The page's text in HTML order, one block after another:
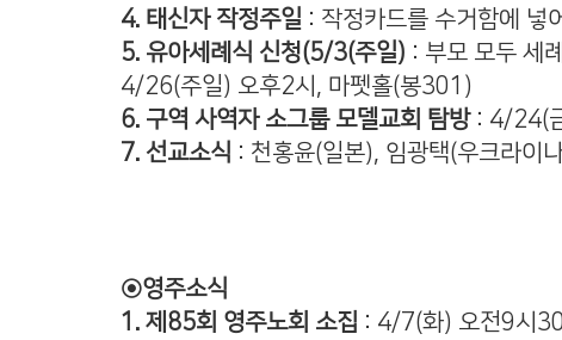
4. 태신자 작정주일 : 작정카드를 수거함에 넣
5. 유아세례식 신청(5/3(주일) : 부모 모두 세
4/26(주일) 오후2시, 마펫홀(봉301)
6. 구역 사역자 소그룹 모델교회 탐방: 4/24(
7. 선교소식 : 천홍윤(일본), 임광택(우크라이
◉영주소식
1. 제85회 영주노회 소집 : 4/7(화) 오전9시30